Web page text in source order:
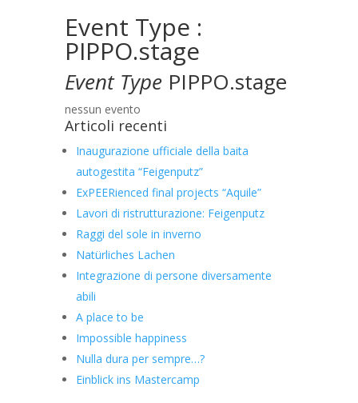
Event Type :
PIPPO.stage
Event Type PIPPO.stage
nessun evento
Articoli recenti
Inaugurazione ufficiale della baita
autogestita “Feigenputz”
ExPEERienced final projects “Aquile”
Lavori di ristrutturazione: Feigenputz
Raggi del sole in inverno
Natürliches Lachen
Integrazione di persone diversamente
abili
A place to be
Impossible happiness
Nulla dura per sempre…?
Einblick ins Mastercamp